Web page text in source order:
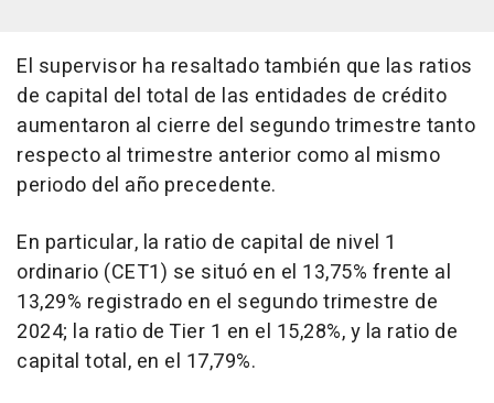
El supervisor ha resaltado también que las ratios
de capital del total de las entidades de crédito
aumentaron al cierre del segundo trimestre tanto
respecto al trimestre anterior como al mismo
periodo del año precedente.
En particular, la ratio de capital de nivel 1
ordinario (CET1) se situó en el 13,75% frente al
13,29% registrado en el segundo trimestre de
2024; la ratio de Tier 1 en el 15,28%, y la ratio de
capital total, en el 17,79%.